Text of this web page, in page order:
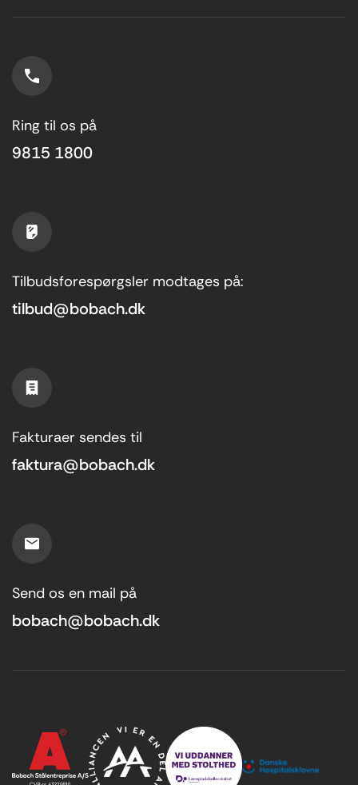
Ring til os på
9815 1800
Tilbudsforespørgsler modtages på:
tilbud@bobach.dk
Fakturaer sendes til
faktura@bobach.dk
Send os en mail på
bobach@bobach.dk